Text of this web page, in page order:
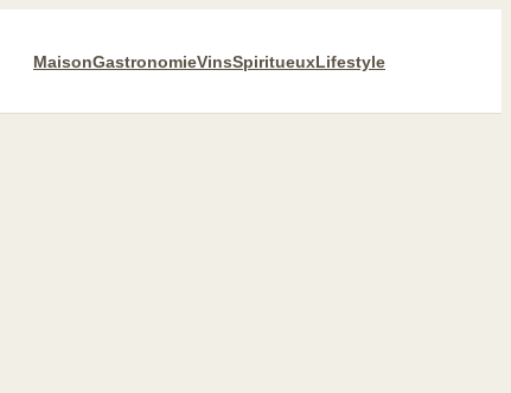
MaisonGastronomieVinsSpiritueuxLifestyle